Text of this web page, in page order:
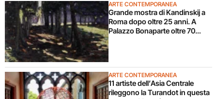
ARTE CONTEMPORANEA
Grande mostra di Kandinskij a
Roma dopo oltre 25 anni. A
Palazzo Bonaparte oltre 70
ARTE CONTEMPORANEA
11 artiste dell’Asia Centrale
rileggono la Turandot in questa